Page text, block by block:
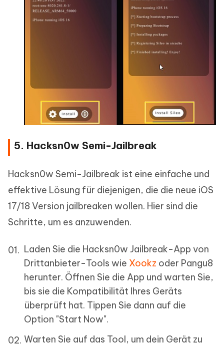
5. Hacksn0w Semi-Jailbreak
Hacksn0w Semi-Jailbreak ist eine einfache und
effektive Lösung für diejenigen, die die neue iOS
17/18 Version jailbreaken wollen. Hier sind die
Schritte, um es anzuwenden.
Laden Sie die Hacksn0w Jailbreak-App von
Drittanbieter-Tools wie Xookz oder Pangu8
herunter. Öffnen Sie die App und warten Sie,
bis sie die Kompatibilität Ihres Geräts
überprüft hat. Tippen Sie dann auf die
Option "Start Now".
Warten Sie auf das Tool, um dein Gerät zu